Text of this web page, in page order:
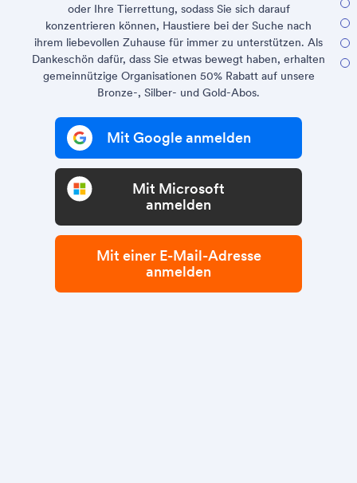
oder Ihre Tierrettung, sodass Sie sich darauf
konzentrieren können, Haustiere bei der Suche nach
ihrem liebevollen Zuhause für immer zu unterstützen. Als
Dankeschön dafür, dass Sie etwas bewegt haben, erhalten
gemeinnützige Organisationen 50% Rabatt auf unsere
Bronze-, Silber- und Gold-Abos.
Mit Google anmelden
Mit Microsoft
anmelden
Mit einer E-Mail-Adresse
anmelden